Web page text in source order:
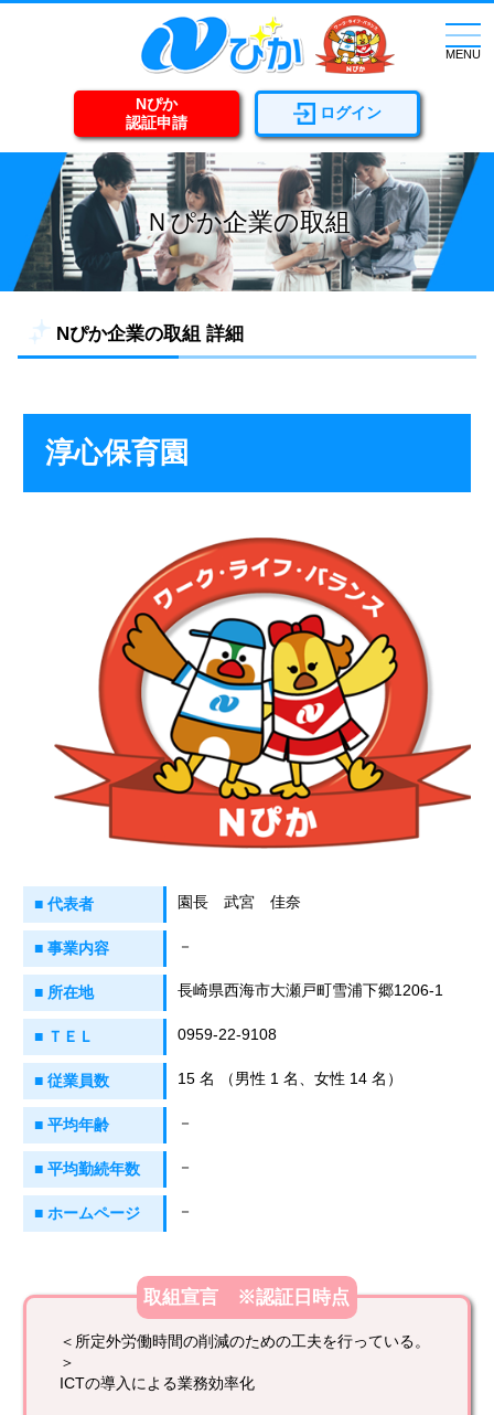
Nぴか
認証申請
ログイン
MENU
Ｎぴか企業の取組
Nぴか企業の取組 詳細
淳心保育園
■ 代表者 園長 武宮 佳奈
■ 事業内容 －
■ 所在地 長崎県西海市大瀬戸町雪浦下郷1206-1
■ ＴＥＬ 0959-22-9108
■ 従業員数 15 名 （男性 1 名、女性 14 名）
■ 平均年齢 －
■ 平均勤続年数 －
■ ホームページ －
取組宣言 ※認証日時点
＜所定外労働時間の削減のための工夫を行っている。
＞
ICTの導入による業務効率化